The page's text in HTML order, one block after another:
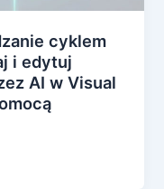
cyklem
i edytuj
AI w Visual